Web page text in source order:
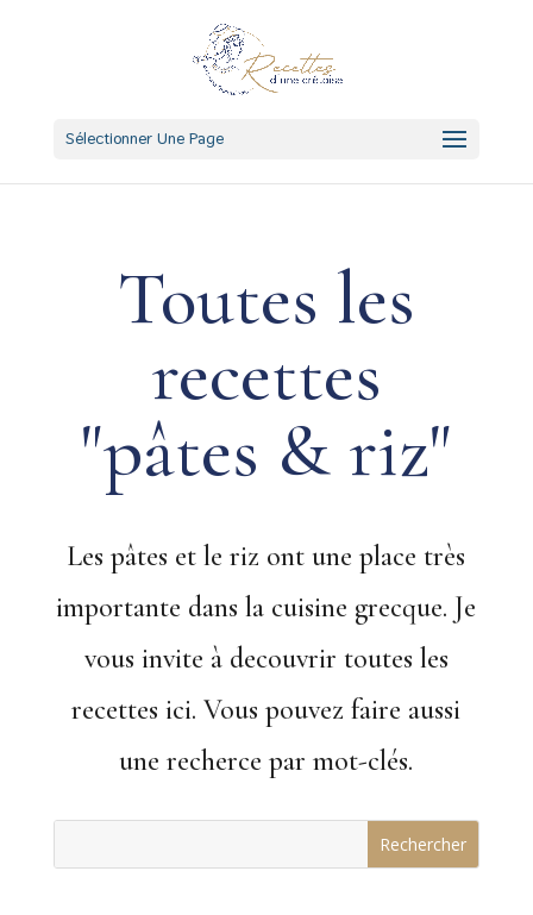
Sélectionner Une Page
Toutes les
recettes
"pâtes & riz"
Les pâtes et le riz ont une place très
importante dans la cuisine grecque. Je
vous invite à decouvrir toutes les
recettes ici. Vous pouvez faire aussi
une recherce par mot-clés.